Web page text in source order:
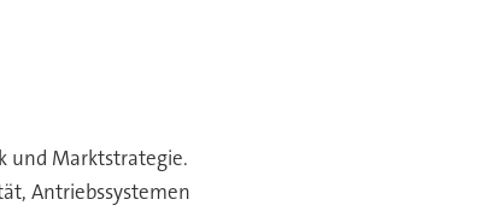
und Marktstrategie.
Antriebssystemen